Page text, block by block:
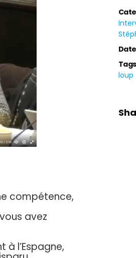
compétence,
avez
l’Espagne,
loup